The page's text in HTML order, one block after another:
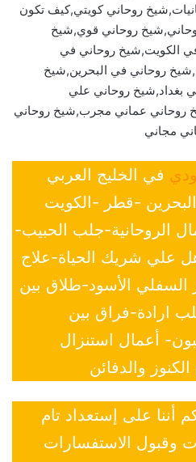
روحاني كويتي,كيف تكون
روحاني قوي,شيخ
الكويت,شيخ روحاني في
روحاني في البحرين,شيخ
بغداد,شيخ روحاني علي
روحاني عماني مجرب,شيخ روحاني
مجاني
في الخليج العربي
-قطر -الكويت
الروحانية-جلب الحبيب-
علي شريك الحياة-علاج
الأسود-طلاق بين
ارادة-فراق بين
أعمال استنزال
والدفائن
أننا على إستعداد تام
وقبول الاستفسارات